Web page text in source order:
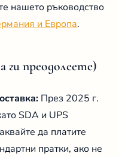
нашето ръководство
и Европа.
ги преодолеете)
През 2025 г.
SDA и UPS
да платите
пратки, ако не